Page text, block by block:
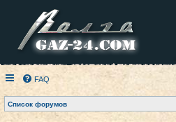
FAQ
Список форумов